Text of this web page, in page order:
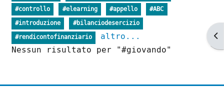
#controllo
#elearning #appello
#ABC
#introduzione
#bilanciodesercizio
#rendicontofinanziario
altro...
Nessun risultato per "#giovando"